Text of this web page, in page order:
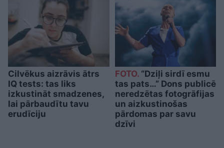
Cilvēkus aizrāvis ātrs
IQ tests: tas liks
izkustināt smadzenes,
lai pārbaudītu tavu
erudīciju
FOTO.“Dziļi sirdī esmu
tas pats…” Dons publicē
neredzētas fotogrāfijas
un aizkustinošas
pārdomas par savu
dzīvi